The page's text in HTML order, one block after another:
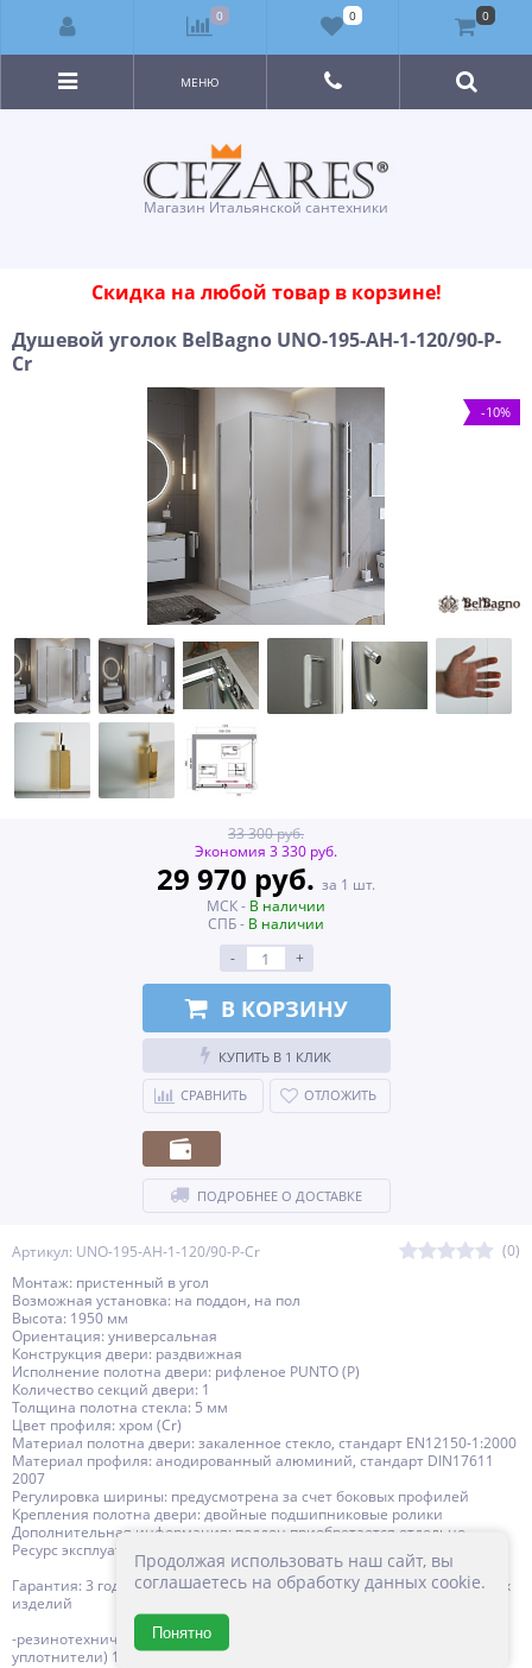
Магазин Итальянской сантехники
МЕНЮ
Скидка на любой товар в корзине!
Душевой уголок BelBagno UNO-195-AH-1-120/90-P-
Cr
-10%
Артикул: UNO-195-AH-1-120/90-P-Cr
(0)
Монтаж: пристенный в угол
Возможная установка: на поддон, на пол
Высота: 1950 мм
Ориентация: универсальная
Конструкция двери: раздвижная
Исполнение полотна двери: рифленое PUNTO (P)
Количество секций двери: 1
Толщина полотна стекла: 5 мм
Цвет профиля: хром (Cr)
Материал полотна двери: закаленное стекло, стандарт EN12150-1:2000
Материал профиля: анодированный алюминий, стандарт DIN17611
2007
Регулировка ширины: предусмотрена за счет боковых профилей
Крепления полотна двери: двойные подшипниковые ролики
Дополнительная информация: поддон приобретается отдельно
Ресурс эксплуатации: 15 лет
Гарантия: 3 года с даты продажи, за исключением резинотехнических
изделий
-резинотехнические изделия (силиконовые уплотнители, магнитные
уплотнители) 1 год с даты продажи
33 300 руб.
Экономия 3 330 руб.
29 970 руб. за 1 шт.
МСК - В наличии
СПБ - В наличии
-
+
В КОРЗИНУ
КУПИТЬ В 1 КЛИК
СРАВНИТЬ ОТЛОЖИТЬ
ПОДРОБНЕЕ О ДОСТАВКЕ
0 0 0
Продолжая использовать наш сайт, вы
соглашаетесь на обработку данных cookie.
Понятно